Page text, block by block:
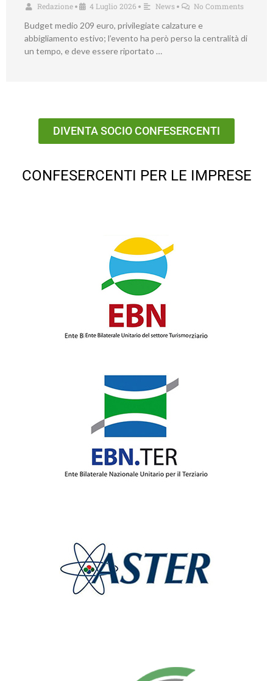
Redazione • 4 Luglio 2026 • News • No Comments
Budget medio 209 euro, privilegiate calzature e
abbigliamento estivo; l’evento ha però perso la centralità di
un tempo, e deve essere riportato …
DIVENTA SOCIO CONFESERCENTI
CONFESERCENTI PER LE IMPRESE